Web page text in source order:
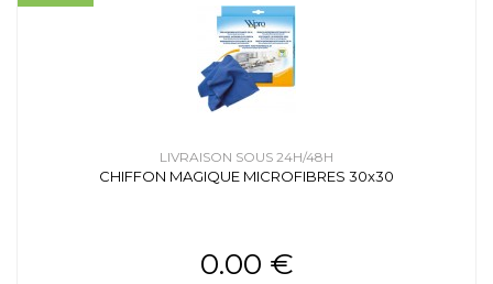
LIVRAISON SOUS 24H/48H
CHIFFON MAGIQUE MICROFIBRES 30x30
0.00 €